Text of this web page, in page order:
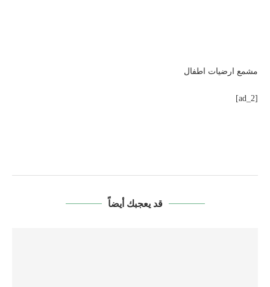
مشمع ارضيات اطفال
[ad_2]
قد يعجبك أيضاً